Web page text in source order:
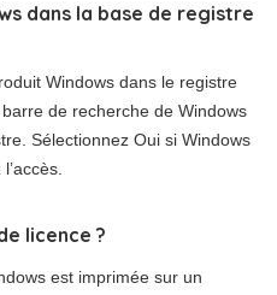
dans la base de registre
Windows dans le registre
de recherche de Windows
Sélectionnez Oui si Windows
licence ?
est imprimée sur un